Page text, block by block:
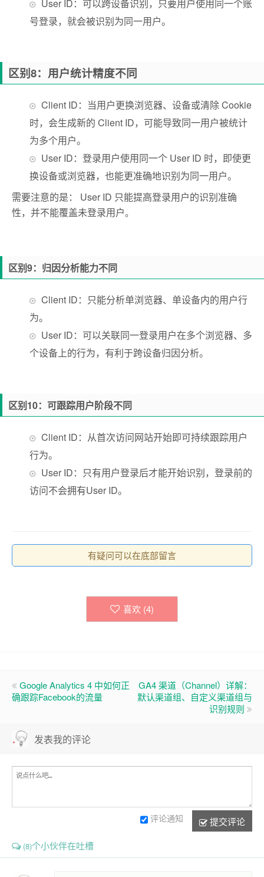
User ID：可以跨设备识别，只要用户使用同一个账
号登录，就会被识别为同一用户。
区别8：用户统计精度不同
Client ID：当用户更换浏览器、设备或清除 Cookie
时，会生成新的 Client ID，可能导致同一用户被统计
为多个用户。
User ID：登录用户使用同一个 User ID 时，即使更
换设备或浏览器，也能更准确地识别为同一用户。
需要注意的是： User ID 只能提高登录用户的识别准确
性，并不能覆盖未登录用户。
区别9：归因分析能力不同
Client ID：只能分析单浏览器、单设备内的用户行
为。
User ID：可以关联同一登录用户在多个浏览器、多
个设备上的行为，有利于跨设备归因分析。
区别10：可跟踪用户阶段不同
Client ID：从首次访问网站开始即可持续跟踪用户
行为。
User ID：只有用户登录后才能开始识别，登录前的
访问不会拥有User ID。
有疑问可以在底部留言
喜欢 (4)
Google Analytics 4 中如何正
确跟踪Facebook的流量
GA4 渠道（Channel）详解：
默认渠道组、自定义渠道组与
识别规则
发表我的评论
提交评论
评论通知
(8)个小伙伴在吐槽